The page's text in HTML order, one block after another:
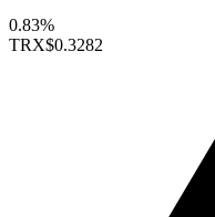
0.83%
TRX$0.3282